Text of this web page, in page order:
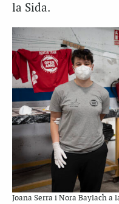
la Sida.
Joana Serra i Nora Baylach a